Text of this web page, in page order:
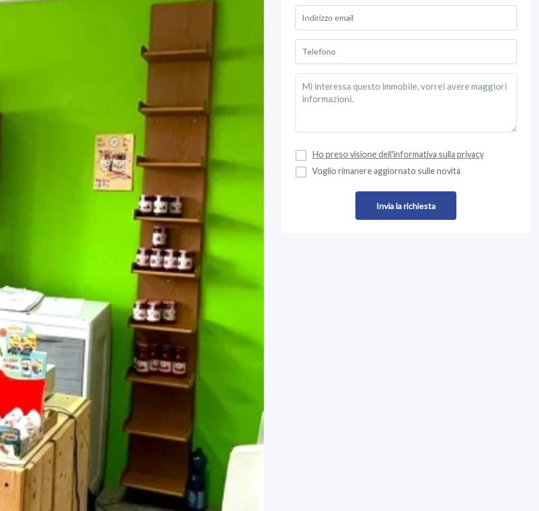
Ho preso visione dell'informativa sulla privacy
Voglio rimanere aggiornato sulle novità
Invia la richiesta